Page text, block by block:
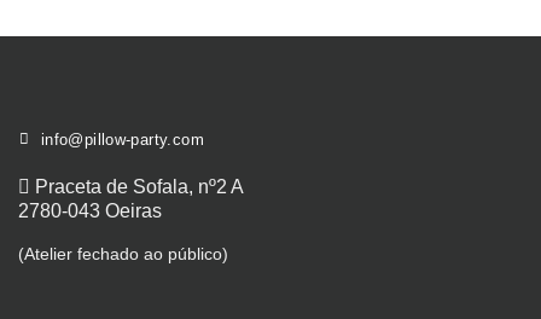
info@pillow-party.com
Praceta de Sofala, nº2 A
2780-043 Oeiras
(Atelier fechado ao público)